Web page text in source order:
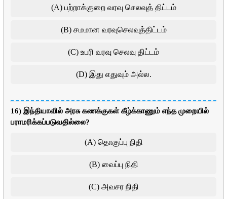
(A) பற்றாக்குறை வரவு செலவுத் திட்டம்
(B) சமமான வரவுசெலவுத்திட்டம்
(C) உபரி வரவு செலவு திட்டம்
(D) இது எதுவும் அல்ல.
16) இந்தியாவில் அரசு கணக்குகள் கீழ்க்காணும் எந்த முறையில்
பராமரிக்கப்படுவதில்லை?
(A) தொகுப்பு நிதி
(B) வைப்பு நிதி
(C) அவசர நிதி